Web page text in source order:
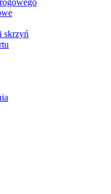
skrzyń